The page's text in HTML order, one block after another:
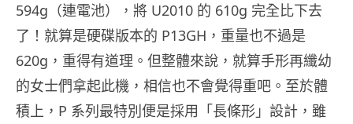
594g（連電池），將 U2010 的 610g 完全比下去
了！就算是硬碟版本的 P13GH，重量也不過是
620g，重得有道理。但整體來說，就算手形再纖幼
的女士們拿起此機，相信也不會覺得重吧。至於體
積上，P 系列最特別便是採用「長條形」設計，雖